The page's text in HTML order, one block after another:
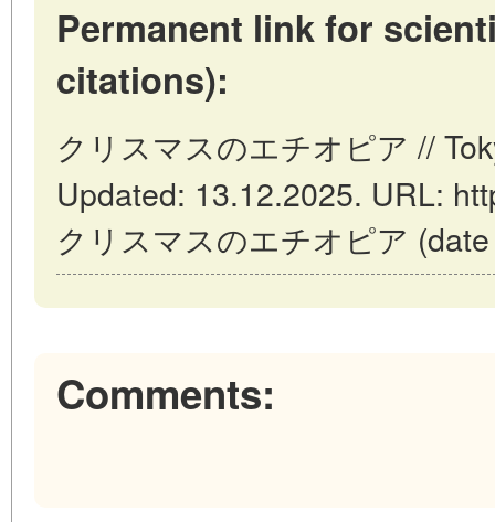
Permanent link for
citations):
クリスマスのエチオピア //
Updated: 13.12.2025. URL:
クリスマスのエチオピア
Comments: